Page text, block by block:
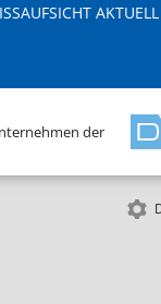
AKTUELL
der